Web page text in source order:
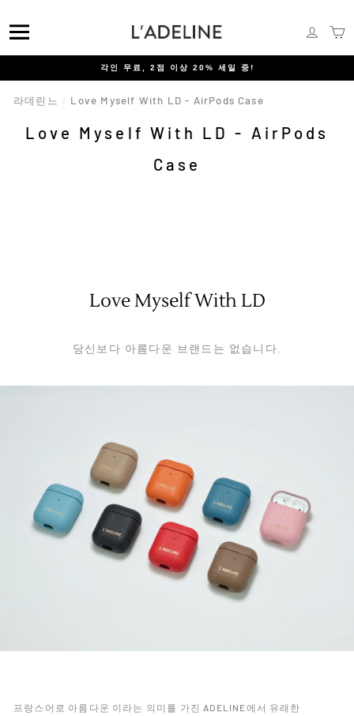
텐
츠
너
메뉴 로그인
각인 무료, 2점 이상 20% 세일 중!
라데린느 / Love Myself With LD - AirPods Case
Love Myself With LD - AirPods
Case
Love Myself With LD
당신보다 아름다운 브랜드는 없습니다.
프랑스어로 아름다운 이라는 의미를 가진 ADELINE에서 유래한